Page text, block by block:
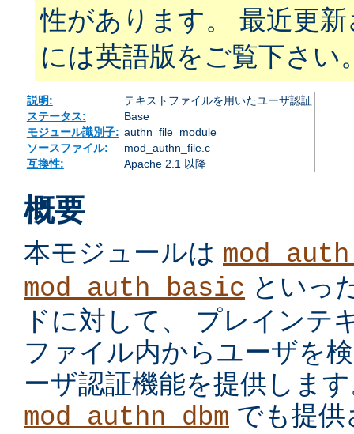
性があります。 最近更
には英語版をご覧下さい
説明:
テキストファイルを用いたユーザ認証
ステータス:
Base
モジュール識別子: authn_file_module
ソースファイル:
mod_authn_file.c
互換性:
Apache 2.1 以降
概要
本モジュールは
mod_auth_basic といっ
ドに対して、 プレインテ
ファイル内からユーザを
ーザ認証機能を提供しま
mod_authn_dbm でも提